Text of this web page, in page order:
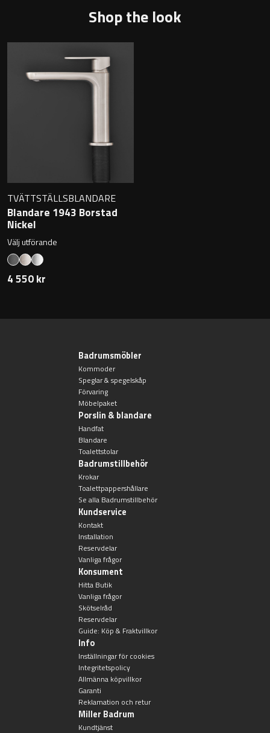
Toalettpappershållare
Handduksringar
Handduksstänger
Badkarshandtag
Duschkorgar
Hyllor
Toalettborstset
Handtag & knoppar
Övriga badrumstillbehör
Shop the look
TVÄTTSTÄLLSBLANDARE
Blandare 1943 Borstad
Nickel
Välj utförande
4 550 kr
Badrumsmöbler
Kommoder
Speglar & spegelskåp
Förvaring
Möbelpaket
Porslin & blandare
Handfat
Blandare
Toalettstolar
Badrumstillbehör
Krokar
Toalettpappershållare
Se alla Badrumstillbehör
Kundservice
Kontakt
Installation
Reservdelar
Vanliga frågor
Konsument
Hitta Butik
Vanliga frågor
Skötselråd
Reservdelar
Guide: Köp & Fraktvillkor
Info
Inställningar för cookies
Integritetspolicy
Allmänna köpvillkor
Garanti
Reklamation och retur
Miller Badrum
Kundtjänst